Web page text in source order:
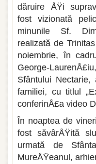
dăruire ÅŸi
fost vizionată
minunile Sf.
realizată de
noiembrie, în
George-
Sfântului
familiei, cu titlul
conferinÅ£a video
În noaptea de
fost săvârÅŸită
urmată de
MureÅŸeanul,